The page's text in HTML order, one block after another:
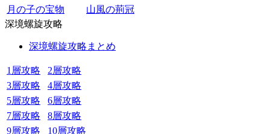
月の子の宝物
山風の荊冠
深境螺旋攻略
深境螺旋攻略まとめ
1層攻略
2層攻略
3層攻略
4層攻略
5層攻略
6層攻略
7層攻略
8層攻略
9層攻略
10層攻略